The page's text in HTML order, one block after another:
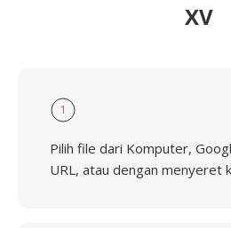
XV
1
Pilih file dari Komputer,
URL, atau dengan menyeret